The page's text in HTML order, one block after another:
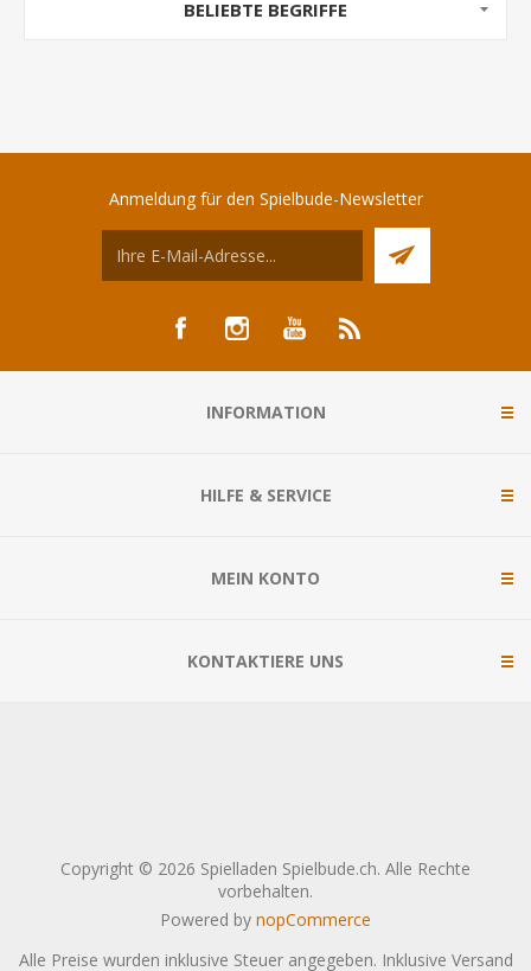
BELIEBTE BEGRIFFE
Anmeldung für den Spielbude-Newsletter
INFORMATION
HILFE & SERVICE
MEIN KONTO
KONTAKTIERE UNS
Copyright © 2026 Spielladen Spielbude.ch. Alle Rechte
vorbehalten.
Powered by nopCommerce
Alle Preise wurden inklusive Steuer angegeben. Inklusive Versand